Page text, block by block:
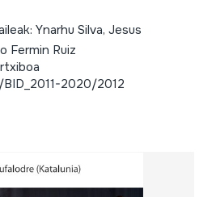
Ynarhu Silva, Jesus
Fermin Ruiz
BID_2011-2020/2012